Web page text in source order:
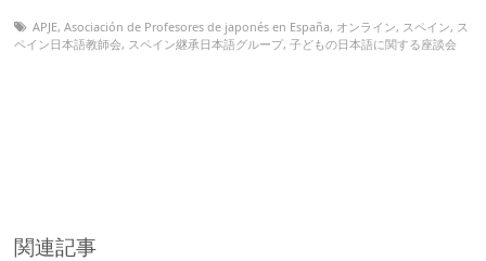
APJE,Asociación de Profesores de japonés en España, オンライン, スペイン, ス
ペイン日本語教師会, スペイン継承日本語グループ,子どもの日本語に関する座談会
関連記事